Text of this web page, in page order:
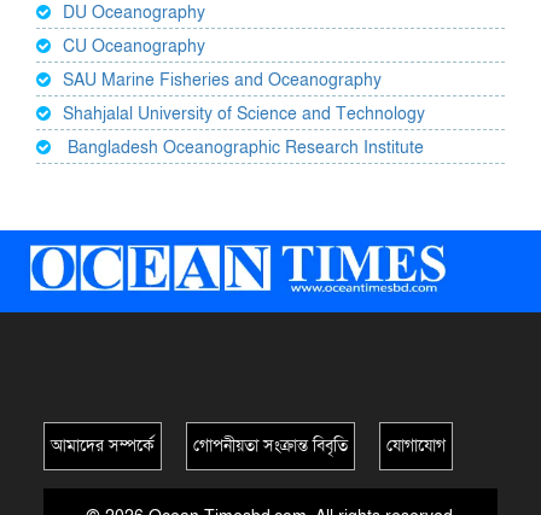
DU Oceanography
CU Oceanography
SAU Marine Fisheries and Oceanography
Shahjalal University of Science and Technology
Bangladesh Oceanographic Research Institute
আমাদের সম্পর্কে গোপনীয়তা সংক্রান্ত বিবৃতি যোগাযোগ